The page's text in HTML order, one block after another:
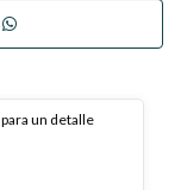
, para un detalle